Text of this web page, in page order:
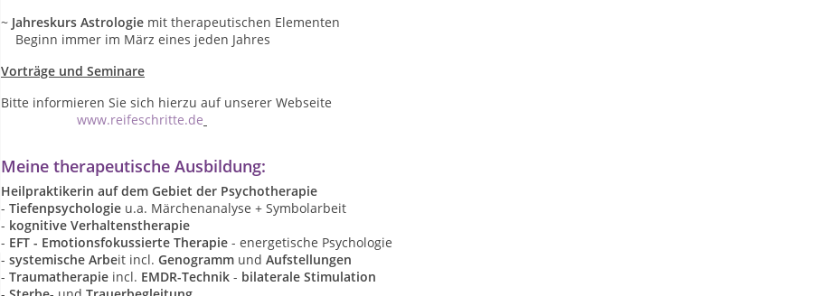
~ Jahreskurs Astrologie mit therapeutischen Elementen
Beginn immer im März eines jeden Jahres
Vorträge und Seminare
Bitte informieren Sie sich hierzu auf unserer Webseite
www.reifeschritte.de
Meine therapeutische Ausbildung:
Heilpraktikerin auf dem Gebiet der Psychotherapie
- Tiefenpsychologie u.a. Märchenanalyse + Symbolarbeit
- kognitive Verhaltenstherapie
- EFT - Emotionsfokussierte Therapie - energetische Psychologie
- systemische Arbeit incl. Genogramm und Aufstellungen
- Traumatherapie incl. EMDR-Technik - bilaterale Stimulation